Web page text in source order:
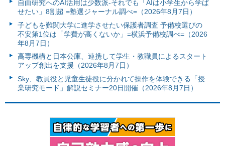
自由研究へのAI活用は少数派-それでも「AIは小学生から学ば
せたい」8割超 =塾選ジャーナル調べ=（2026年8月7日）
子どもを難関大学に進学させたい保護者調査 予備校選びの
不安第1位は「学費が高くないか」=横浜予備校調べ=（2026
年8月7日）
高専機構と日本公庫、連携して学生・教職員によるスタート
アップ創出を支援（2026年8月7日）
Sky、教員役と児童生徒役に分かれて操作を体験できる「授
業研究モード」解説セミナー20日開催（2026年8月7日）